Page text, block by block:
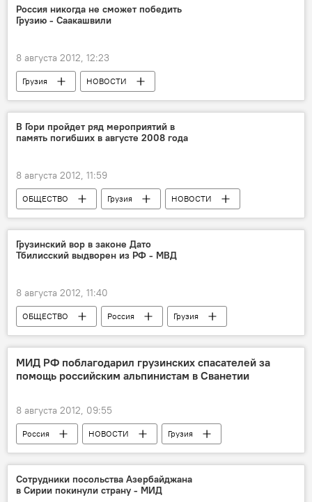
Россия никогда не сможет победить
Грузию - Саакашвили
8 августа 2012, 12:23
Грузия НОВОСТИ
В Гори пройдет ряд мероприятий в
память погибших в августе 2008 года
8 августа 2012, 11:59
ОБЩЕСТВО Грузия
НОВОСТИ
Четыре года после войны: реакции сторон
Грузинский вор в законе Дато
Тбилисский выдворен из РФ - МВД
8 августа 2012, 11:40
ОБЩЕСТВО Россия
Грузия
НОВОСТИ
МИД РФ поблагодарил грузинских спасателей за
помощь российским альпинистам в Сванетии
8 августа 2012, 09:55
Россия НОВОСТИ Грузия
Сотрудники посольства Азербайджана
в Сирии покинули страну - МИД